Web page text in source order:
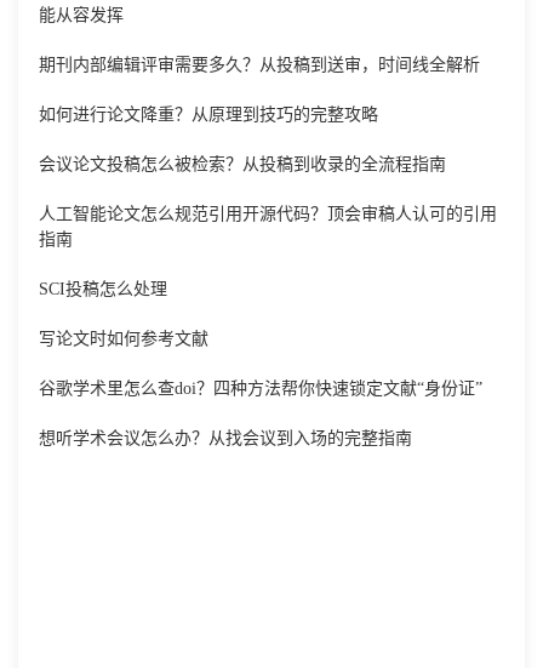
能从容发挥
期刊内部编辑评审需要多久？从投稿到送审，时间线全解析
如何进行论文降重？从原理到技巧的完整攻略
会议论文投稿怎么被检索？从投稿到收录的全流程指南
人工智能论文怎么规范引用开源代码？顶会审稿人认可的引用
指南
SCI投稿怎么处理
写论文时如何参考文献
谷歌学术里怎么查doi？四种方法帮你快速锁定文献“身份证”
想听学术会议怎么办？从找会议到入场的完整指南